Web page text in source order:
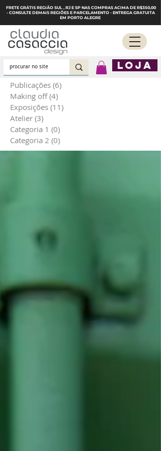
FRETE GRÁTIS REGIÃO SUL , RJ E SP NAS COMPRAS ACIMA DE R$350,00
- CONSULTE DEMAIS REGIÕES E PARCELAMENTO - ENTREGA GRATUITA
EM PORTO ALEGRE
LOJA
Publicações (6)
Making off (4)
Exposições (11)
Atelier (3)
Categoria 1 (0)
Categoria 2 (0)